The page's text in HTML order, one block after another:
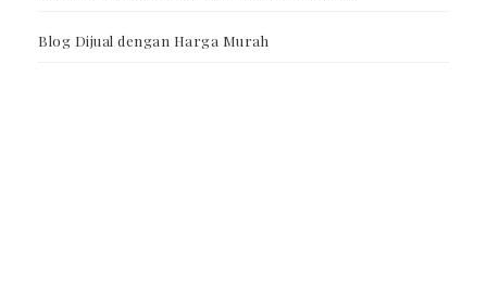
Blog Dijual dengan Harga Murah